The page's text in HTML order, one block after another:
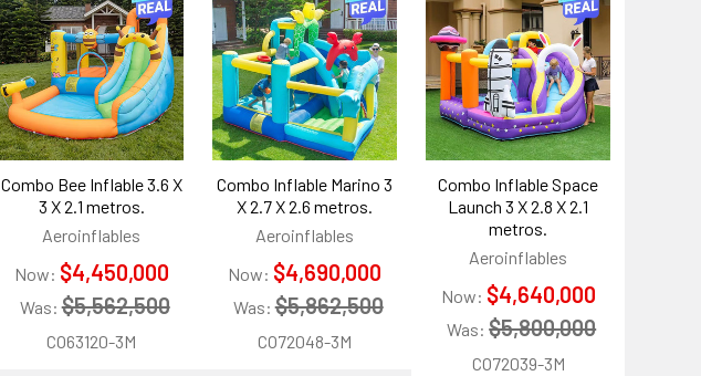
Combo Bee Inflable 3.6 X
3 X 2.1 metros.
Aeroinflables
Now: $4,450,000
Was: $5,562,500
CO63120-3M
Combo Inflable Marino 3
X 2.7 X 2.6 metros.
Aeroinflables
Now: $4,690,000
Was: $5,862,500
CO72048-3M
Combo Inflable Space
Launch 3 X 2.8 X 2.1
metros.
Aeroinflables
Now: $4,640,000
Was: $5,800,000
CO72039-3M